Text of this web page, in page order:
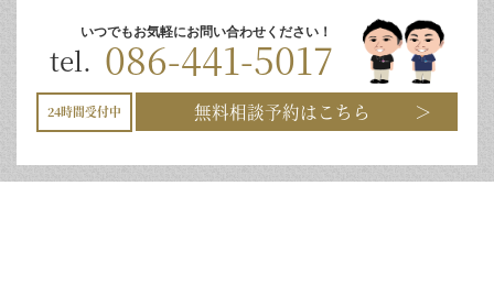
いつでもお気軽にお問い合わせください！
tel. 086-441-5017
24時間受付中 無料相談予約はこちら